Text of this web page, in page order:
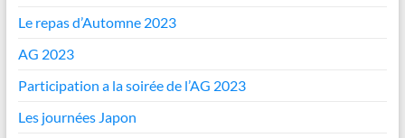
Le repas d’Automne 2023
AG 2023
Participation a la soirée de l’AG 2023
Les journées Japon